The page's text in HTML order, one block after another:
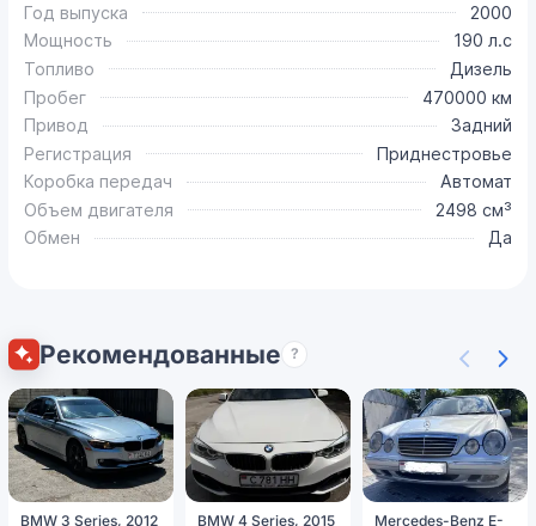
Год выпуска
2000
Мощность
190 л.с
Топливо
Дизель
Пробег
470000 км
Привод
Задний
Регистрация
Приднестровье
Коробка передач
Автомат
Объем двигателя
2498 см³
Обмен
Да
Рекомендованные ?
BMW 3 Series, 2012 BMW 4 Series, 2015
Mercedes-Benz E-